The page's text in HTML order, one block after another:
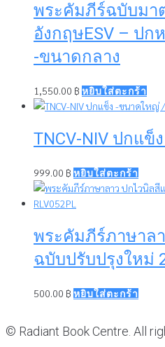
พระคัมภีร์ฉบับมา
อังกฤษESV – ปก
-ขนาดกลาง
1,550.00 ฿ หยิบใส่ตะกร้า
TNCV-NIV ปกแ
999.00 ฿ หยิบใส่ตะกร้า
พระคัมภีร์ภาษาล
ฉบับปรับปรุงใหม่
500.00 ฿ หยิบใส่ตะกร้า
© Radiant Book Centre. All